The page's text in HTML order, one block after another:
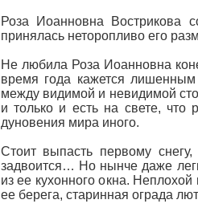
Роза Иоанновна Вострикова
принялась неторопливо его
Не любила Роза Иоанновна
время года кажется лишенным
между видимой и невидимой
и только и есть на свете,
дуновения мира иного.
Стоит выпасть первому
задвоится… Но нынче даже
из ее кухонного окна.
ее берега, старинная ограда